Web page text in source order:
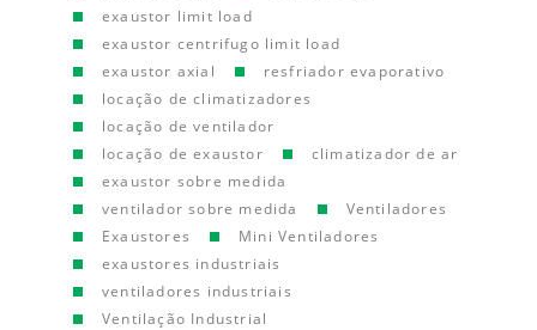
exaustor limit load
exaustor centrifugo limit load
exaustor axial
resfriador evaporativo
locação de climatizadores
locação de ventilador
locação de exaustor
climatizador de ar
exaustor sobre medida
ventilador sobre medida
Ventiladores
Exaustores
Mini Ventiladores
exaustores industriais
ventiladores industriais
Ventilação Industrial